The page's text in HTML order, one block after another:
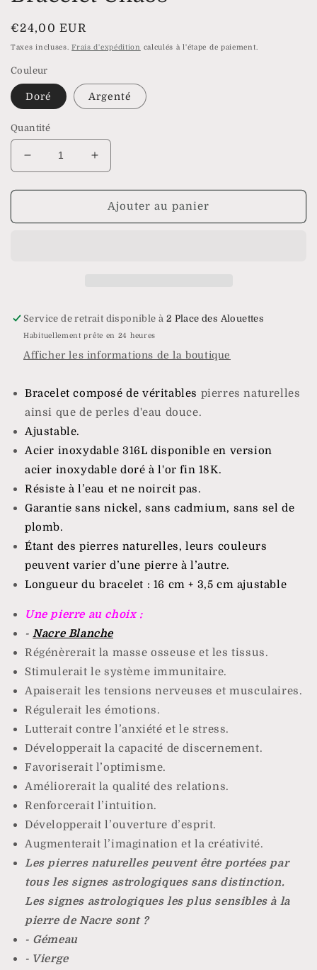
Prix
habituel
€24,00 EUR
Taxes incluses. Frais d'expédition calculés à l'étape de paiement.
Couleur
Doré Argenté
Quantité
Réduire
la
quantité
Bracelet
Augmenter
la
quantité
Bracelet
Ajouter au panier
Service de retrait disponible à 2 Place des Alouettes
Habituellement prête en 24 heures
Afficher les informations de la boutique
Bracelet composé de véritables pierres naturelles
ainsi que de perles d'eau douce.
Ajustable.
Acier inoxydable 316L disponible en version
acier inoxydable doré à l'or fin 18K.
Résiste à l’eau et ne noircit pas.
Garantie sans nickel, sans cadmium, sans sel de
plomb.
Étant des pierres naturelles, leurs couleurs
peuvent varier d’une pierre à l’autre.
Longueur du bracelet : 16 cm + 3,5 cm ajustable
Une pierre au choix :
-Nacre Blanche
Régénèrerait la masse osseuse et les tissus.
Stimulerait le système immunitaire.
Apaiserait les tensions nerveuses et musculaires.
Régulerait les émotions.
Lutterait contre l’anxiété et le stress.
Développerait la capacité de discernement.
Favoriserait l’optimisme.
Améliorerait la qualité des relations.
Renforcerait l’intuition.
Développerait l’ouverture d’esprit.
Augmenterait l’imagination et la créativité.
Les pierres naturelles peuvent être portées par
tous les signes astrologiques sans distinction.
Les signes astrologiques les plus sensibles à la
pierre de Nacre sont ?
- Gémeau
- Vierge